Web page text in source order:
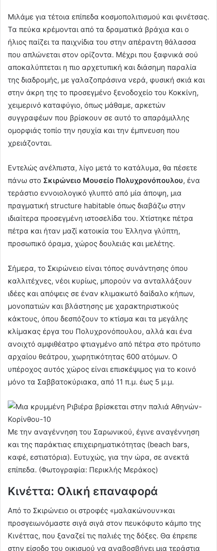
Μιλάμε για τέτοια επίπεδα κοσμοπολιτισμού και φινέτσας.
Τα πεύκα κρέμονται από τα δραματικά βράχια και ο
ήλιος παίζει τα παιχνίδια του στην απέραντη θάλασσα
που απλώνεται στον ορίζοντα. Μέχρι που ξαφνικά σού
αποκαλύπτεται η πιο αρχετυπική και διάσημη παραλία
της διαδρομής, με γαλαζοπράσινα νερά, φυσική σκιά και
στην άκρη της το προσεγμένο ξενοδοχείο του Κοκκίνη,
χειμερινό καταφύγιο, όπως μάθαμε, αρκετών
συγγραφέων που βρίσκουν σε αυτό το απαράμιλλης
ομορφιάς τοπίο την ησυχία και την έμπνευση που
χρειάζονται.
Εντελώς ανέλπιστα, λίγο μετά το κατάλυμα, θα πέσετε
πάνω στο Σκιρώνειο Μουσείο Πολυχρονόπουλου, ένα
τεράστιο εννοιολογικό γλυπτό από μία άποψη, μια
πραγματική structure habitable όπως διαβάζω στην
ιδιαίτερα προσεγμένη ιστοσελίδα του. Χτίστηκε πέτρα
πέτρα και ήταν μαζί κατοικία του Έλληνα γλύπτη,
προσωπικό όραμα, χώρος δουλειάς και μελέτης.
Σήμερα, το Σκιρώνειο είναι τόπος συνάντησης όπου
καλλιτέχνες, νέοι κυρίως, μπορούν να ανταλλάξουν
ιδέες και απόψεις σε έναν κλιμακωτό δαίδαλο κήπων,
μονοπατιών και βλάστησης με χαρακτηριστικούς
κάκτους, όπου δεσπόζουν το κτίσμα και τα μεγάλης
κλίμακας έργα του Πολυχρονόπουλου, αλλά και ένα
ανοιχτό αμφιθέατρο φτιαγμένο από πέτρα στο πρότυπο
αρχαίου θεάτρου, χωρητικότητας 600 ατόμων. Ο
υπέροχος αυτός χώρος είναι επισκέψιμος για το κοινό
μόνο τα Σαββατοκύριακα, από 11 π.μ. έως 5 μ.μ.
Με την αναγέννηση του Σαρωνικού, έγινε αναγέννηση
και της παράκτιας επιχειρηματικότητας (beach bars,
καφέ, εστιατόρια). Ευτυχώς, για την ώρα, σε ανεκτά
επίπεδα. (Φωτογραφία: Περικλής Μεράκος)
Κινέττα: Ολική επαναφορά
Από το Σκιρώνειο οι στροφές «μαλακώνουν»και
προσγειωνόμαστε σιγά σιγά στον πευκόφυτο κάμπο της
Κινέττας, που ξαναζεί τις παλιές της δόξες. Θα έπρεπε
στην είσοδο του οικισμού να αναβοσβήνει μια τεράστια